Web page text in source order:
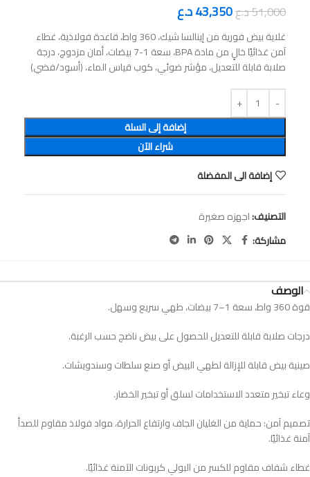
51,000د.ع43,350د.ع
‎غلاية بيض فورية من إينالسا شيك، 360 واط، قاعدة فولاذية، غطاء
آمن غذائيًا خالٍ من مادة BPA، سعة 1-7 بيضات، أمان مزدوج، درجة
صلابة قابلة للتعديل، مؤشر ضوئي، كوب قياس الماء، (أسود/فضي)
إضافة إلى السلة
شراء الآن
إضافة الى المفضلة
التصنيف:اجهزه صغيرة
مشاركة:
الوصف
قوة 360 واط، سعة 1–7 بيضات، طهي سريع وسهل.
درجات صلابة قابلة للتعديل للحصول على بيض ناضج حسب الرغبة.
صينية بيض قابلة للإزالة لطهي البيض أو صنع سلطات وسندويشات.
وعاء تبخير متعدد الاستخدامات لسلق أو تبخير الخضار.
تصميم آمن: حماية من الغليان الجاف وارتفاع الحرارة، مواد فولاذ مقاوم للصدأ
آمنة غذائيًا.
غطاء شفاف مقاوم للكسر من البولي كربونات الآمنة غذائيًا.